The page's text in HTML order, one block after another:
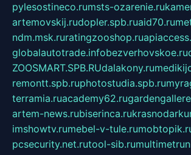
pylesostineco.rumsts-ozarenie.ru
artemovskij.rudopler.spb.ruaid70.ru
ndm.msk.ruratingzooshop.ru
globalautotrade.infobezverhovskoe.ru
ZOOSMART.SPB.RUdalakony.ru
remontt.spb.ruphotostudia.spb.ru
terramia.ruacademy62.ru
artem-news.rubiserinca.ru
imshowtv.rumebel-v-tule.ru
pcsecurity.net.rutool-sib.ru